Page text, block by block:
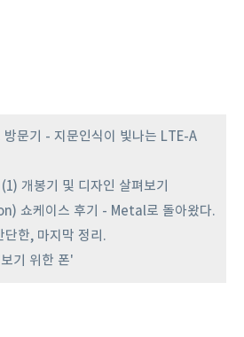
문기 - 지문인식이 빛나는 LTE-A
개봉기 및 디자인 살펴보기
쇼케이스 후기 - Metal로 돌아왔다.
한, 마지막 정리.
기 위한 폰'